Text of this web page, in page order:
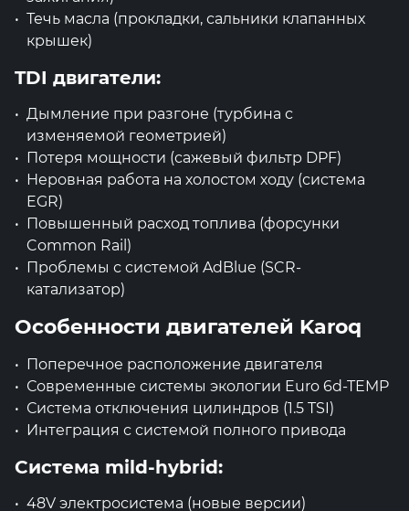
Течь масла (прокладки, сальники клапанных
крышек)
TDI двигатели:
Дымление при разгоне (турбина с
изменяемой геометрией)
Потеря мощности (сажевый фильтр DPF)
Неровная работа на холостом ходу (система
EGR)
Повышенный расход топлива (форсунки
Common Rail)
Проблемы с системой AdBlue (SCR-
катализатор)
Особенности двигателей Karoq
Поперечное расположение двигателя
Современные системы экологии Euro 6d-TEMP
Система отключения цилиндров (1.5 TSI)
Интеграция с системой полного привода
Система mild-hybrid:
48V электросистема (новые версии)